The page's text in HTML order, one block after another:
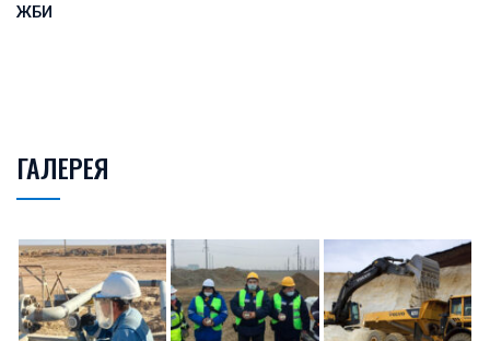
ЖБИ
ГАЛЕРЕЯ